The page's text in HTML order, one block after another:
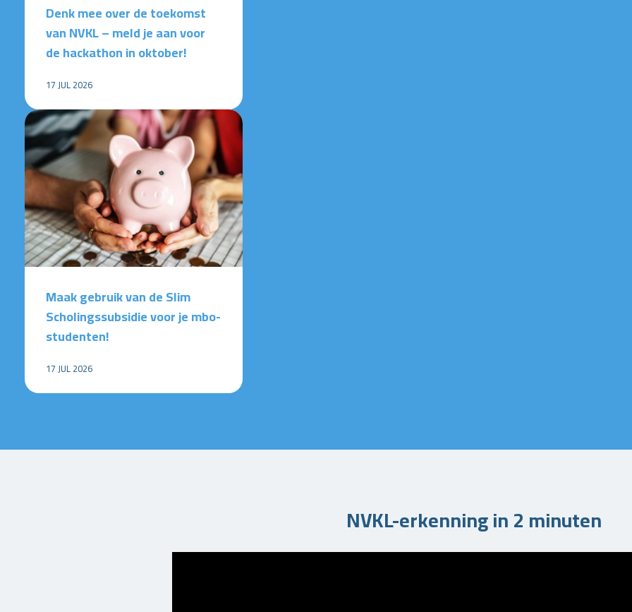
Denk mee over de toekomst
van NVKL – meld je aan voor
de hackathon in oktober!
17 JUL 2026
Maak gebruik van de Slim
Scholingssubsidie voor je mbo-
studenten!
17 JUL 2026
NVKL-erkenning in 2 minuten